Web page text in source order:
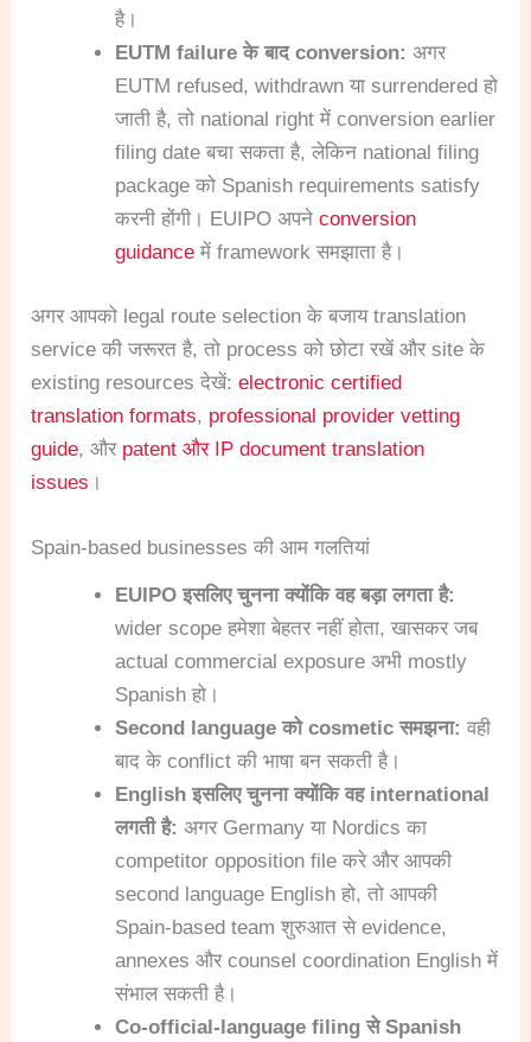
है।
EUTM failure के बाद conversion: अगर
EUTM refused, withdrawn या surrendered हो
जाती है, तो national right में conversion earlier
filing date बचा सकता है, लेकिन national filing
package को Spanish requirements satisfy
करनी होंगी। EUIPO अपनेconversion
guidance में framework समझाता है।
अगर आपको legal route selection के बजाय translation
service की जरूरत है, तो process को छोटा रखें और site के
existing resources देखें:electronic certified
translation formats, professional provider vetting
guide, और patent और IP document translation
issues ।
Spain-based businesses की आम गलतियां
EUIPO इसलिए चुनना क्योंकि वह बड़ा लगता है:
wider scope हमेशा बेहतर नहीं होता, खासकर जब
actual commercial exposure अभी mostly
Spanish हो।
Second language को cosmetic समझना: वही
बाद के conflict की भाषा बन सकती है।
English इसलिए चुनना क्योंकि वह international
लगती है: अगर Germany या Nordics का
competitor opposition file करे और आपकी
second language English हो, तो आपकी
Spain-based team शुरुआत से evidence,
annexes और counsel coordination English में
संभाल सकती है।
Co-official-language filing से Spanish